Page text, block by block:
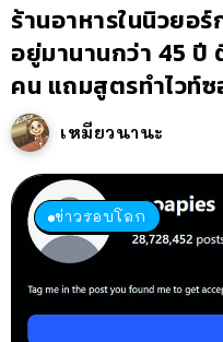
ร้านอาหารในนิวยอ
อยู่มานานกว่า 45
คน แถมสูตรทำไวท์
เหมียวนานะ
ข่าวรอบโลก